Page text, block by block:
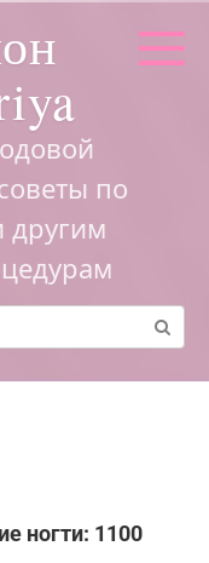
по
другим
ногти: 1100